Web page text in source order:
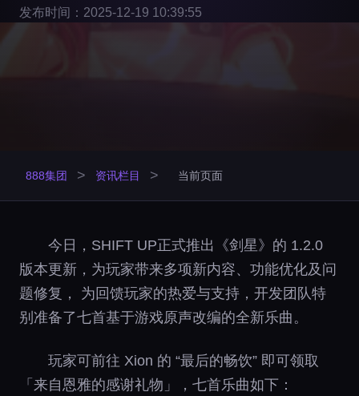
发布时间：2025-12-19 10:39:55
888集团 > 资讯栏目 > 当前页面
今日，SHIFT UP正式推出《剑星》的 1.2.0
版本更新，为玩家带来多项新内容、功能优化及问
题修复， 为回馈玩家的热爱与支持，开发团队特
别准备了七首基于游戏原声改编的全新乐曲。
玩家可前往 Xion 的 “最后的畅饮” 即可领取
「来自恩雅的感谢礼物」，七首乐曲如下：